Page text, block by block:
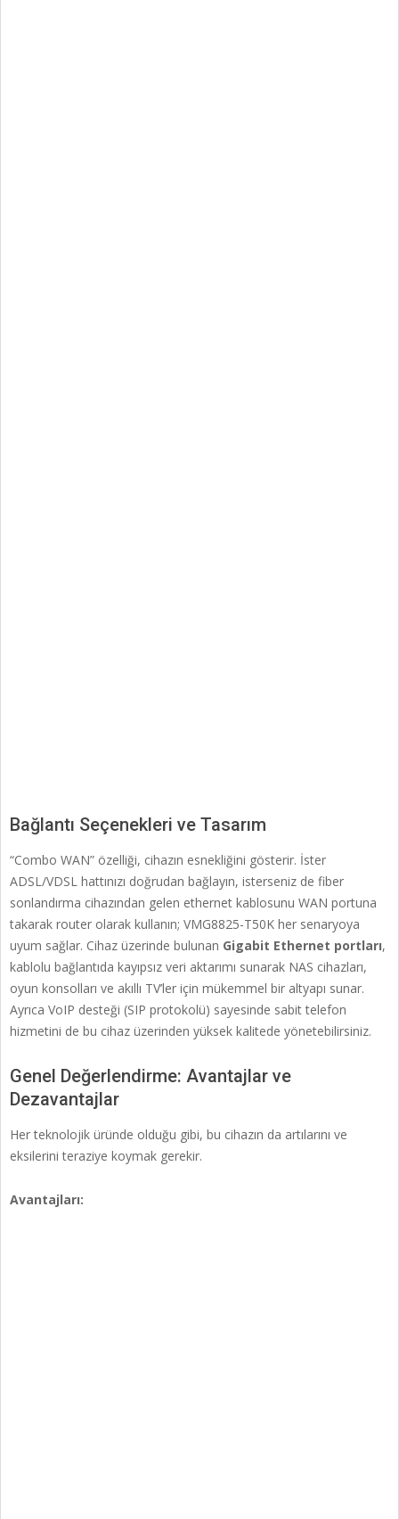
Bağlantı Seçenekleri ve Tasarım
“Combo WAN” özelliği, cihazın esnekliğini gösterir. İster
ADSL/VDSL hattınızı doğrudan bağlayın, isterseniz de fiber
sonlandırma cihazından gelen ethernet kablosunu WAN portuna
takarak router olarak kullanın; VMG8825-T50K her senaryoya
uyum sağlar. Cihaz üzerinde bulunan Gigabit Ethernet portları,
kablolu bağlantıda kayıpsız veri aktarımı sunarak NAS cihazları,
oyun konsolları ve akıllı TV’ler için mükemmel bir altyapı sunar.
Ayrıca VoIP desteği (SIP protokolü) sayesinde sabit telefon
hizmetini de bu cihaz üzerinden yüksek kalitede yönetebilirsiniz.
Genel Değerlendirme: Avantajlar ve
Dezavantajlar
Her teknolojik üründe olduğu gibi, bu cihazın da artılarını ve
eksilerini teraziye koymak gerekir.
Avantajları: